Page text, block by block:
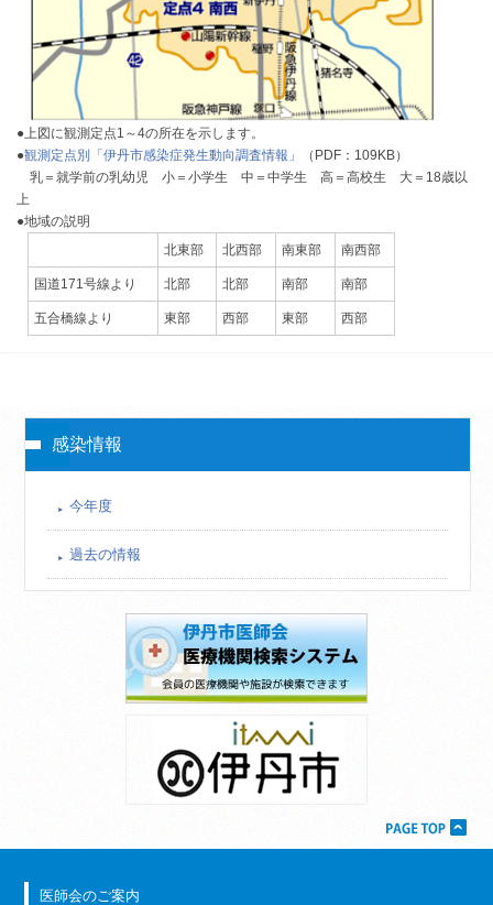
●上図に観測定点1～4の所在を示します。
●観測定点別「伊丹市感染症発生動向調査情報」
（PDF：109KB）
乳＝就学前の乳幼児 小＝小学生 中＝中学生 高＝高校生 大＝18歳以
上
●地域の説明
北東部
北西部 南東部 南西部
国道171号線より 北部 北部 南部 南部
五合橋線より 東部 西部 東部 西部
感染情報
今年度
過去の情報
医師会のご案内